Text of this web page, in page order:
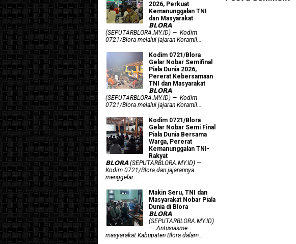
2026, Perkuat
Kemanunggalan TNI
dan Masyarakat
𝗕𝗟𝗢𝗥𝗔
(SEPUTARBLORA.MY.ID) — Kodim
0721/Blora melalui jajaran Koramil...
Kodim 0721/Blora
Gelar Nobar Semifinal
Piala Dunia 2026,
Pererat Kebersamaan
TNI dan Masyarakat
𝗕𝗟𝗢𝗥𝗔
(SEPUTARBLORA.MY.ID) — Kodim
0721/Blora melalui jajaran Koramil...
Kodim 0721/Blora
Gelar Nobar Semi Final
Piala Dunia Bersama
Warga, Pererat
Kemanunggalan TNI-
Rakyat
𝗕𝗟𝗢𝗥𝗔 (SEPUTARBLORA.MY.ID) —
Kodim 0721/Blora dan jajarannya
menggelar...
Makin Seru, TNI dan
Masyarakat Nobar Piala
Dunia di Blora
𝗕𝗟𝗢𝗥𝗔
(SEPUTARBLORA.MY.ID)
— Antusiasme
masyarakat Kabupaten Blora dalam...